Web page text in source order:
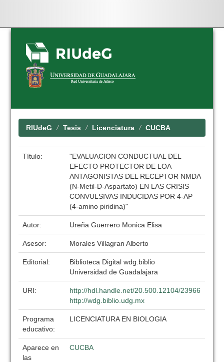
Skip
navigation
RIUdeG Tesis Licenciatura CUCBA
Título:
"EVALUACION CONDUCTUAL DEL
EFECTO PROTECTOR DE LOA
ANTAGONISTAS DEL RECEPTOR NMDA
(N-Metil-D-Aspartato) EN LAS CRISIS
CONVULSIVAS INDUCIDAS POR 4-AP
(4-amino piridina)"
Autor: Ureña Guerrero Monica Elisa
Asesor: Morales Villagran Alberto
Editorial:
Biblioteca Digital wdg.biblio
Universidad de Guadalajara
URI:
http://hdl.handle.net/20.500.12104/23966
http://wdg.biblio.udg.mx
Programa
educativo:
LICENCIATURA EN BIOLOGIA
Aparece en
las
CUCBA